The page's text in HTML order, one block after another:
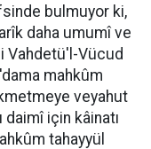
bulmuyor ki,
daha umumî ve
i Vahdetü'l-Vücud
mahkûm
veyahut
için kâinatı
tahayyül